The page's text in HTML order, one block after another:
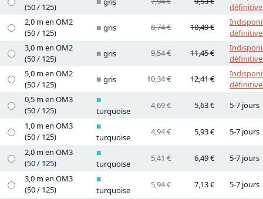
(50 / 125)
2,0 m en OM2
(50 / 125)
gris 8,74 € 10,49 €
3,0 m en OM2
(50 / 125)
gris 9,54 € 11,45 €
5,0 m en OM2
(50 / 125)
gris 10,34 € 12,41 €
0,5 m en OM3
(50 / 125)
turquoise
4,69 € 5,63 €
5-7 jours
1,0 m en OM3
(50 / 125)
turquoise
4,94 € 5,93 €
5-7 jours
2,0 m en OM3
(50 / 125)
turquoise
5,41 € 6,49 €
5-7 jours
3,0 m en OM3
(50 / 125)
turquoise
5,94 € 7,13 €
5-7 jours